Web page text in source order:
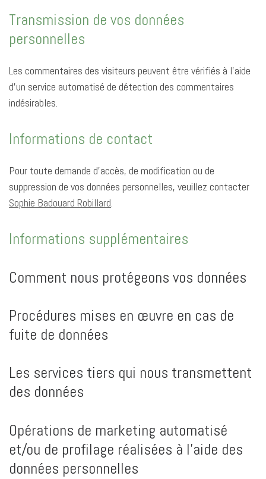
Transmission de vos données
personnelles
Les commentaires des visiteurs peuvent être vérifiés à l’aide
d’un service automatisé de détection des commentaires
indésirables.
Informations de contact
Pour toute demande d’accès, de modification ou de
suppression de vos données personnelles, veuillez contacter
Sophie Badouard Robillard.
Informations supplémentaires
Comment nous protégeons vos données
Procédures mises en œuvre en cas de
fuite de données
Les services tiers qui nous transmettent
des données
Opérations de marketing automatisé
et/ou de profilage réalisées à l’aide des
données personnelles